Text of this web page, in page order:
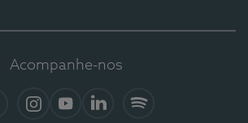
Acompanhe-nos